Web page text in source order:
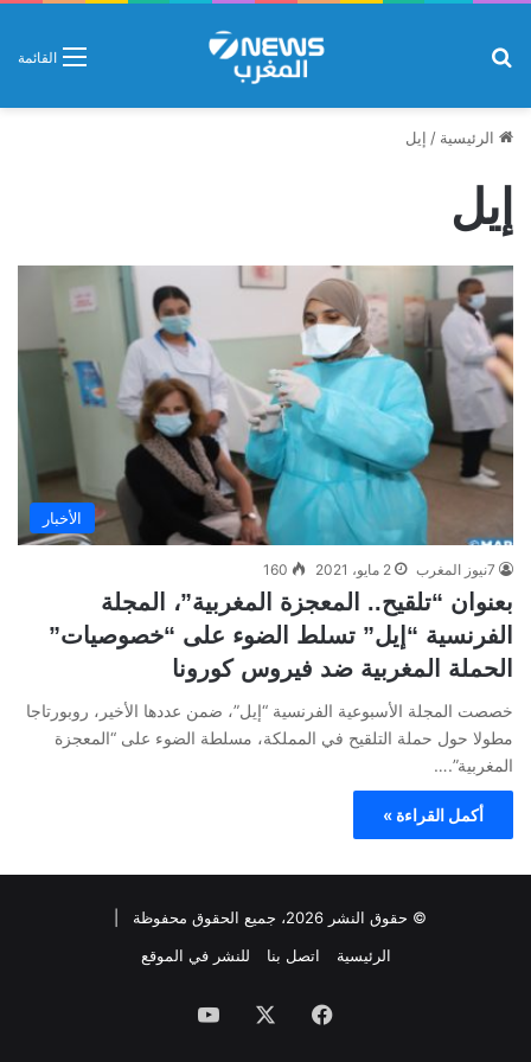
القائمة
الرئيسية / إيل
إيل
الأخبار
7نيوز المغرب 2 مايو، 2021 160
بعنوان “تلقيح.. المعجزة المغربية”، المجلة
الفرنسية “إيل” تسلط الضوء على “خصوصيات”
الحملة المغربية ضد فيروس كورونا
خصصت المجلة الأسبوعية الفرنسية “إيل”، ضمن عددها الأخير، روبورتاجا
مطولا حول حملة التلقيح في المملكة، مسلطة الضوء على “المعجزة
المغربية”.…
أكمل القراءة »
© حقوق النشر 2026، جميع الحقوق محفوظة |
الرئيسية
اتصل بنا للنشر في الموقع
فيسبوك